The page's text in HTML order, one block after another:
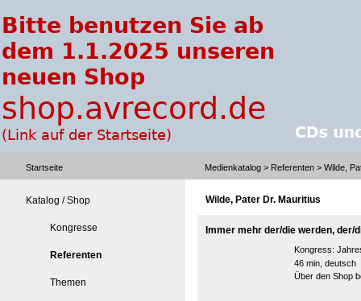
Startseite Medienkatalog > Referenten > Wilde,
Katalog / Shop
Kongresse
Referenten
Themen
Wilde, Pater Dr. Mauritius
Immer mehr der/die werden, der/
Kongress:
46 min, deutsch
Über den Shop